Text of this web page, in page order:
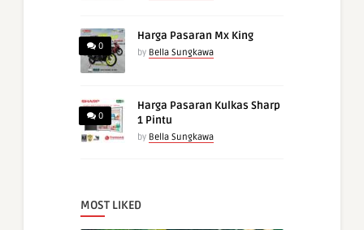
0
Harga Pasaran Mx King
by Bella Sungkawa
0
Harga Pasaran Kulkas Sharp
1 Pintu
by Bella Sungkawa
MOST LIKED